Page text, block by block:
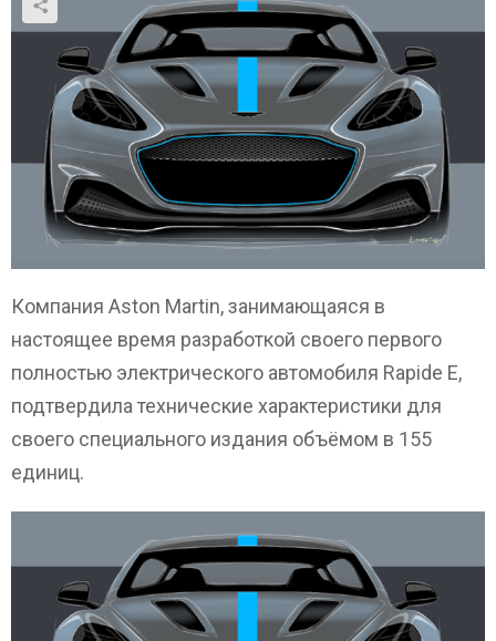
Компания Aston Martin, занимающаяся в
настоящее время разработкой своего первого
полностью электрического автомобиля Rapide E,
подтвердила технические характеристики для
своего специального издания объёмом в 155
единиц.